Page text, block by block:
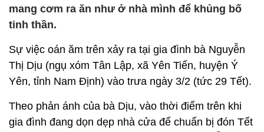
mang cơm ra ăn như ở nhà mình để khủng bố
tinh thần.
Sự việc oán ăm trên xảy ra tại gia đình bà Nguyễn
Thị Dịu (ngụ xóm Tân Lập, xã Yên Tiến, huyện Ý
Yên, tỉnh Nam Định) vào trưa ngày 3/2 (tức 29 Tết).
Theo phản ánh của bà Dịu, vào thời điểm trên khi
gia đình đang dọn dẹp nhà cửa để chuẩn bị đón Tết